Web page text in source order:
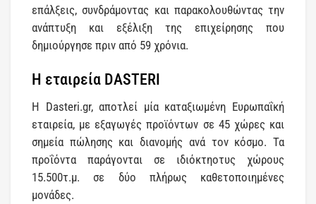
επάλξεις, συνδράμοντας και παρακολουθώντας την
ανάπτυξη και εξέλιξη της επιχείρησης που
δημιούργησε πριν από 59 χρόνια.
Η εταιρεία DASTERI
Η Dasteri.gr, αποτλεί μία καταξιωμένη Ευρωπαΐκή
εταιρεία, με εξαγωγές προϊόντων σε 45 χώρες και
σημεία πώλησης και διανομής ανά τον κόσμο. Τα
προΐόντα παράγονται σε ιδιόκτηοτυς χώρους
15.500τ.μ. σε δύο πλήρως καθετοποιημένες
μονάδες.